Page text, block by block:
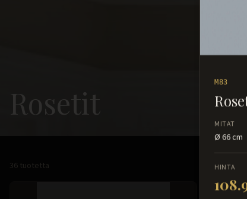
Rosetit
36 tuotetta
M83
MITAT
Ø 66 cm
HINTA